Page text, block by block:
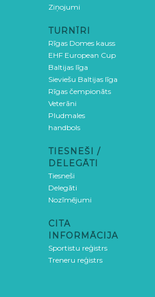
Ziņojumi
TURNĪRI
Rīgas Domes kauss
EHF European Cup
Baltijas līga
Sieviešu Baltijas līga
Rīgas čempionāts
Veterāni
Pludmales
handbols
TIESNEŠI /
DELEGĀTI
Tiesneši
Delegāti
Nozīmējumi
CITA
INFORMĀCIJA
Sportistu reģistrs
Treneru reģistrs